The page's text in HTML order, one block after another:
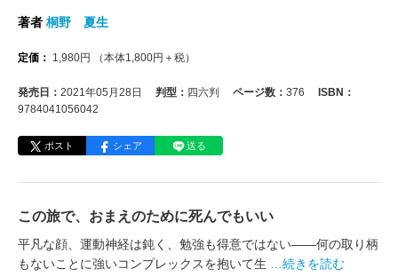
著者 桐野 夏生
定価： 1,980円 （本体1,800円＋税）
発売日： 2021年05月28日 判型： 四六判 ページ数： 376
ISBN：
9784041056042
ポスト シェア 送る
この旅で、おまえのために死んでもいい
平凡な顔、運動神経は鈍く、勉強も得意ではない――何の取り柄
もないことに強いコンプレックスを抱いて生
…続きを読む